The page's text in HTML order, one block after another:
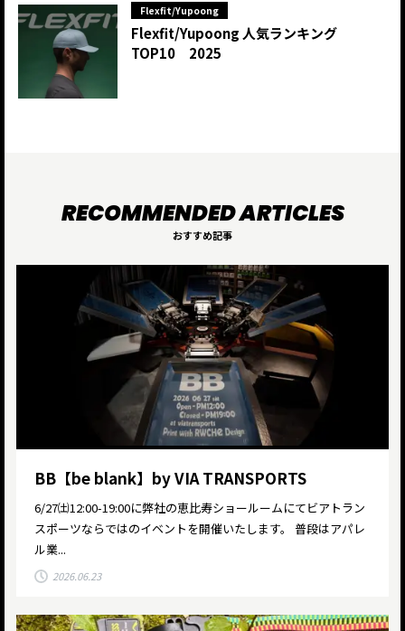
Flexfit/Yupoong
Flexfit/Yupoong 人気ランキング
TOP10 2025
おすすめ記事
BB【be blank】by VIA TRANSPORTS
6/27㈯12:00-19:00に弊社の恵比寿ショールームにてビアトラン
スポーツならではのイベントを開催いたします。 普段はアパレ
ル業...
2026.06.23